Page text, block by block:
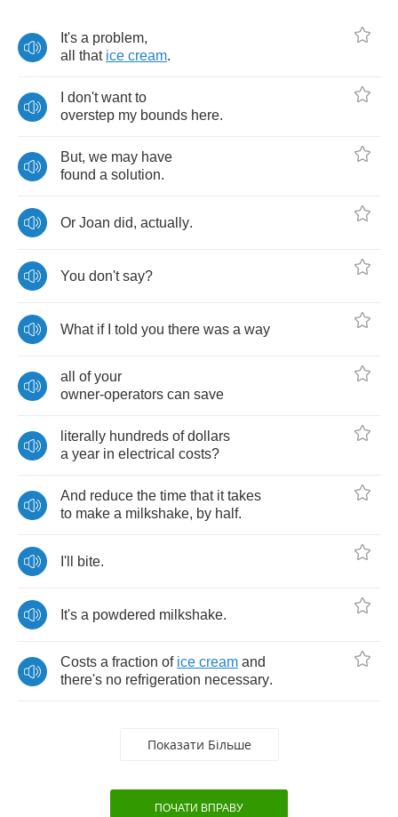
It's a problem,
all
that ice cream.
don't want to
overstep my bounds here.
But, we may have
found a solution.
Or Joan did, actually.
You don't say?
What if told you there was a way
all of your
owner-operators can save
literally hundreds of dollars
a year in electrical costs?
And reduce the time that it takes
to make a milkshake, by half.
I'll bite.
It's a powdered milkshake.
Costs a fraction of ice cream and
there's no refrigeration necessary.
Показати Більше
ПОЧАТИ ВПРАВУ